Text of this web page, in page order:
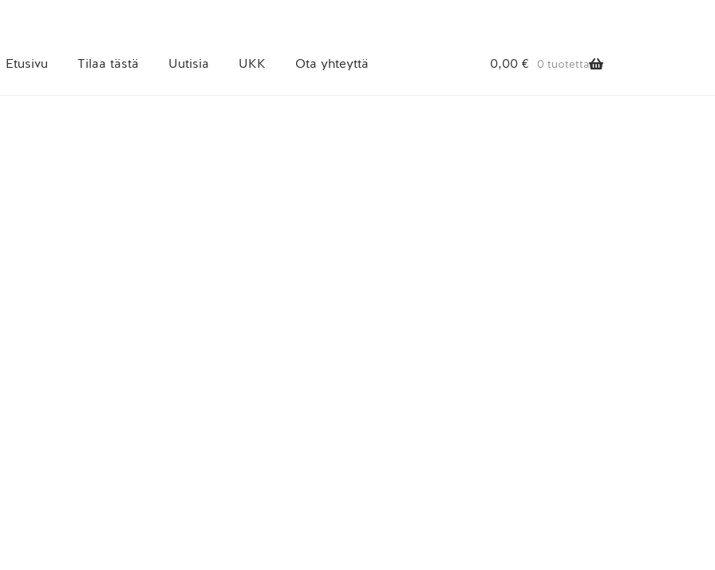
Etusivu Tilaa tästä Uutisia UKK Ota yhteyttä 0,00 € 0 tuotetta